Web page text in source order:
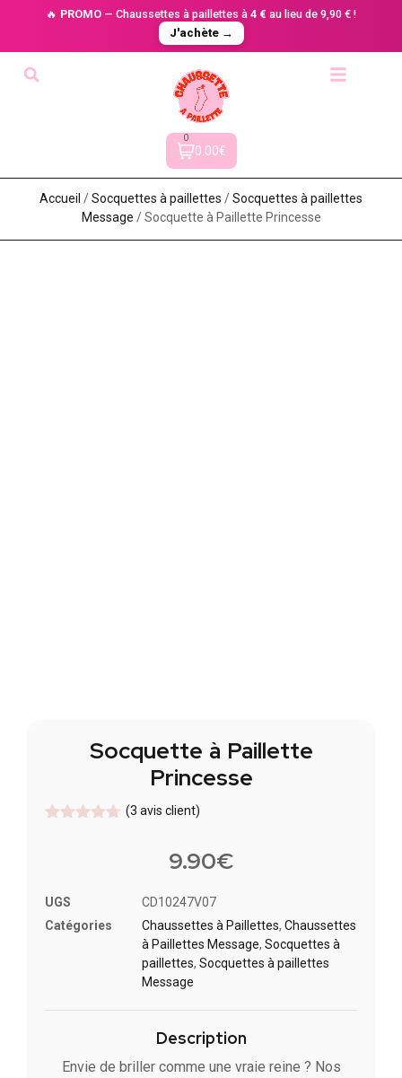
🔥 PROMO — Chaussettes à paillettes à 4 € au lieu de 9,90 € !
J'achète →
0
0.00€
Accueil /Socquettes à paillettes /Socquettes à paillettes
Message / Socquette à Paillette Princesse
Socquette à Paillette
Princesse
(3 avis client)
9.90€
UGS
CD10247V07
Catégories
Chaussettes à Paillette​s, Chaussettes
à Paillettes Message​, Socquettes à
paillettes, Socquettes à paillettes
Message
Description
Envie de briller comme une vraie reine ? Nos